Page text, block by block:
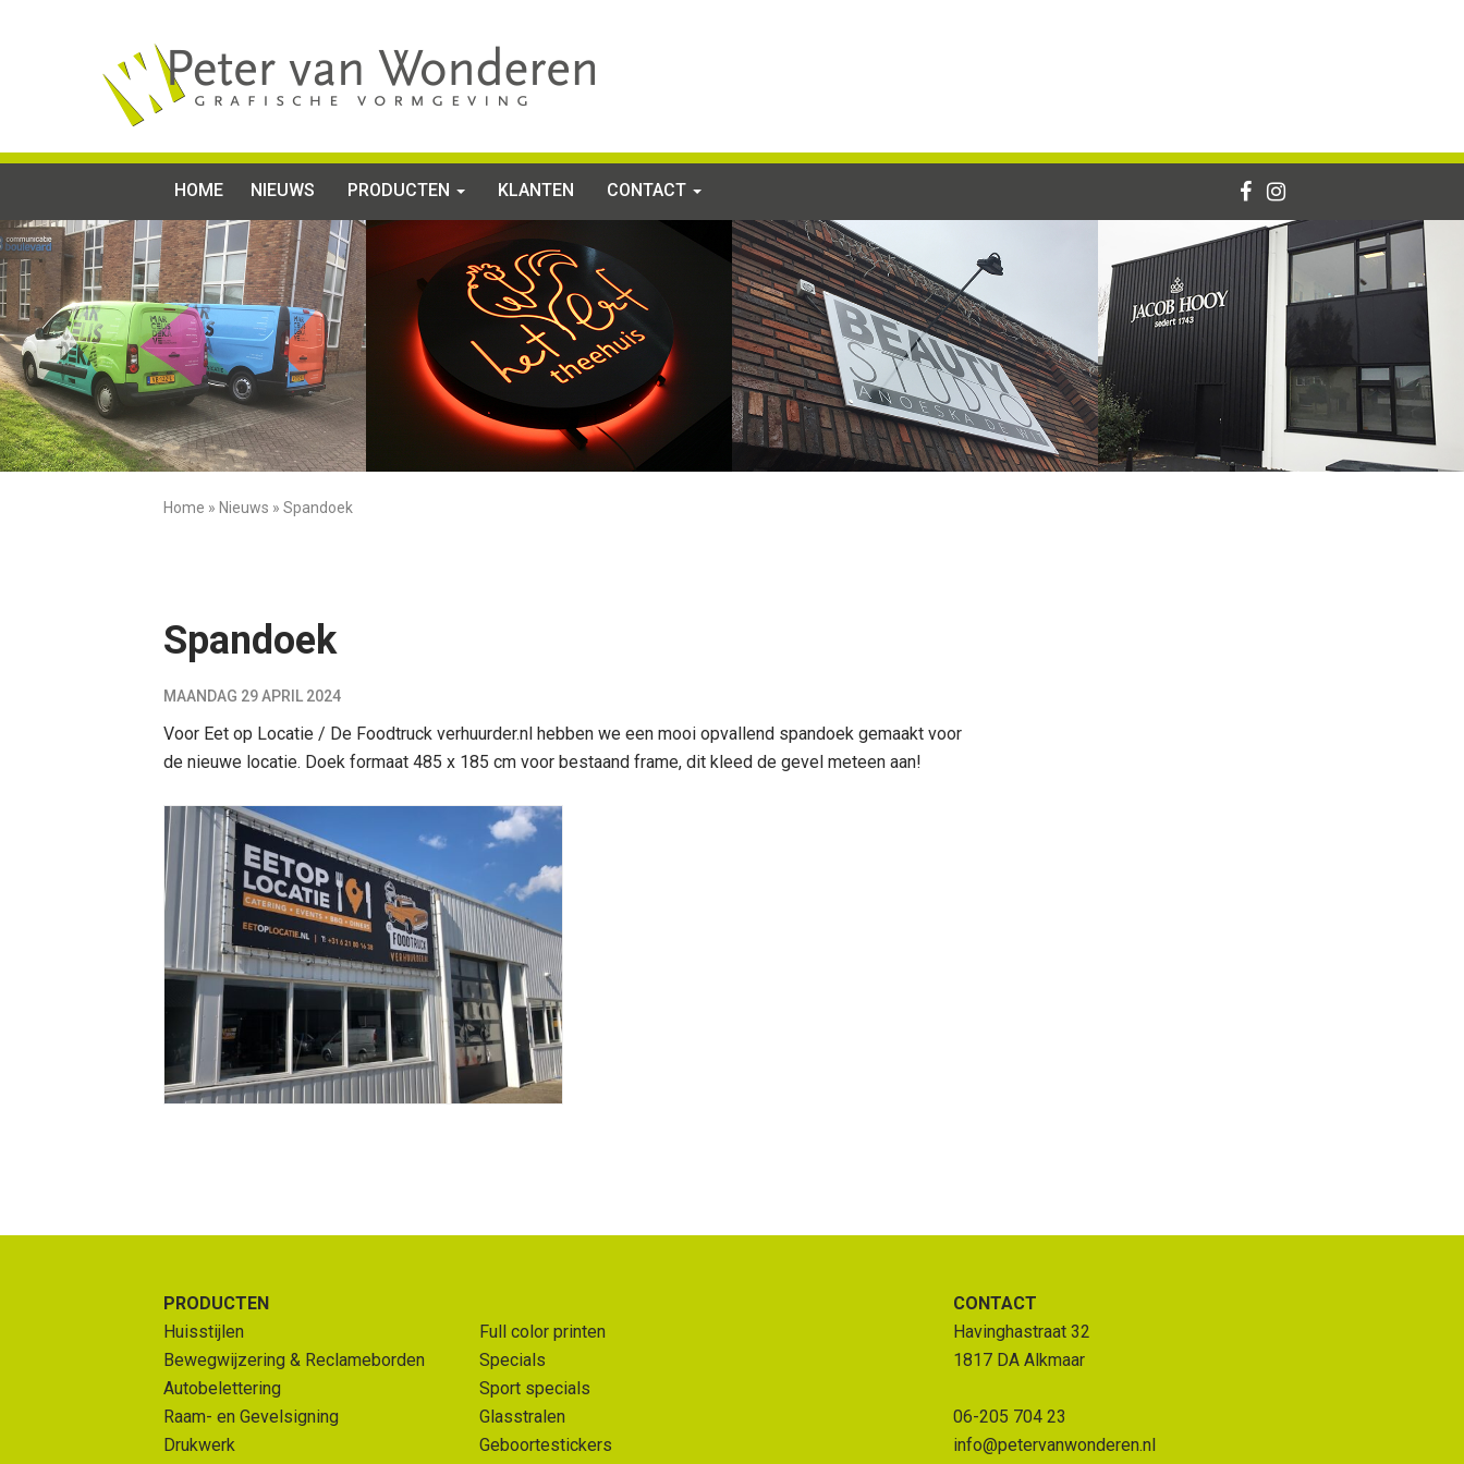
HOME NIEUWS PRODUCTEN KLANTEN CONTACT
Home » Nieuws »Spandoek
Spandoek
MAANDAG 29 APRIL 2024
Voor Eet op Locatie / De Foodtruck verhuurder.nl hebben we een mooi opvallend spandoek gemaakt voor
de nieuwe locatie. Doek formaat 485 x 185 cm voor bestaand frame, dit kleed de gevel meteen aan!
PRODUCTEN
Huisstijlen
Bewegwijzering & Reclameborden
Autobelettering
Raam- en Gevelsigning
Drukwerk
Full color printen
Specials
Sport specials
Glasstralen
Geboortestickers
CONTACT
Havinghastraat 32
1817 DA Alkmaar
06-205 704 23
info@petervanwonderen.nl